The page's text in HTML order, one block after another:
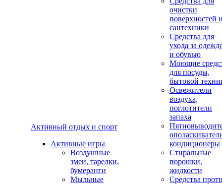
Активный отдых и спорт
Активные игры
Воздушные
змеи, тарелки,
бумеранги
Мыльные
очистки
поверхностей
сантехники
Средства для
ухода за
и обувью
Моющие
для посуды,
бытовой
Освежители
воздуха,
поглотители
запаха
кондиционеры
Стиральные
порошки,
жидкости
Средства